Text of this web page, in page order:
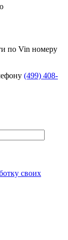
по Vin номеру
(499) 408-
своих